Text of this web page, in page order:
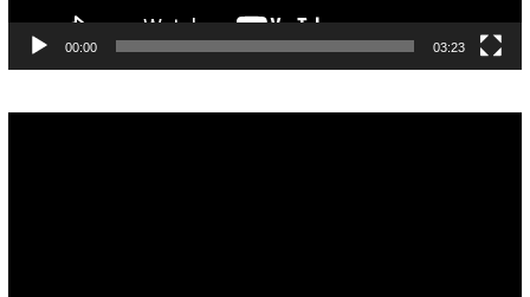
00:00 03:23